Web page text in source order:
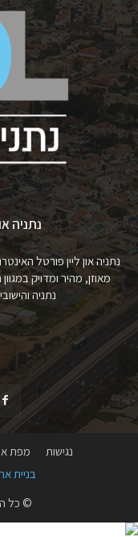
נתניה
נתניה און ליין פורטל
מאוזן, מהיר ומדויק
נתניה והישובים
נגישות מפת
בניית
© כל